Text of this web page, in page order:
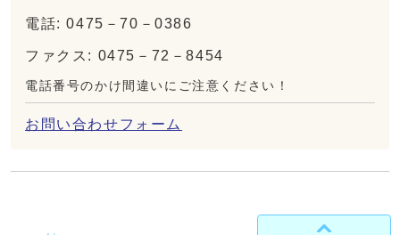
電話: 0475－70－0386
ファクス: 0475－72－8454
電話番号のかけ間違いにご注意ください！
お問い合わせフォーム